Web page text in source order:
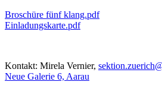
Broschüre fünf klang.pdf
Einladungskarte.pdf
Kontakt: Mirela Vernier,
Neue Galerie 6, Aarau